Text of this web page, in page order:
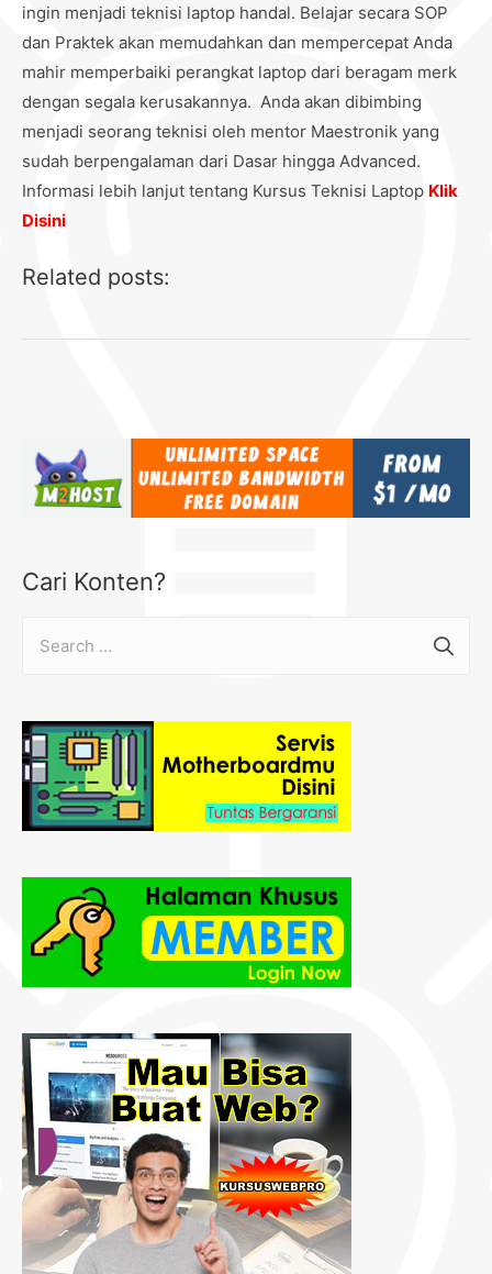
ingin menjadi teknisi laptop handal. Belajar secara SOP
dan Praktek akan memudahkan dan mempercepat Anda
mahir memperbaiki perangkat laptop dari beragam merk
dengan segala kerusakannya. Anda akan dibimbing
menjadi seorang teknisi oleh mentor Maestronik yang
sudah berpengalaman dari Dasar hingga Advanced.
Informasi lebih lanjut tentang Kursus Teknisi Laptop Klik
Disini
Related posts:
Cari Konten?